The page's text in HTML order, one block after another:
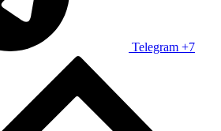
Telegram +7